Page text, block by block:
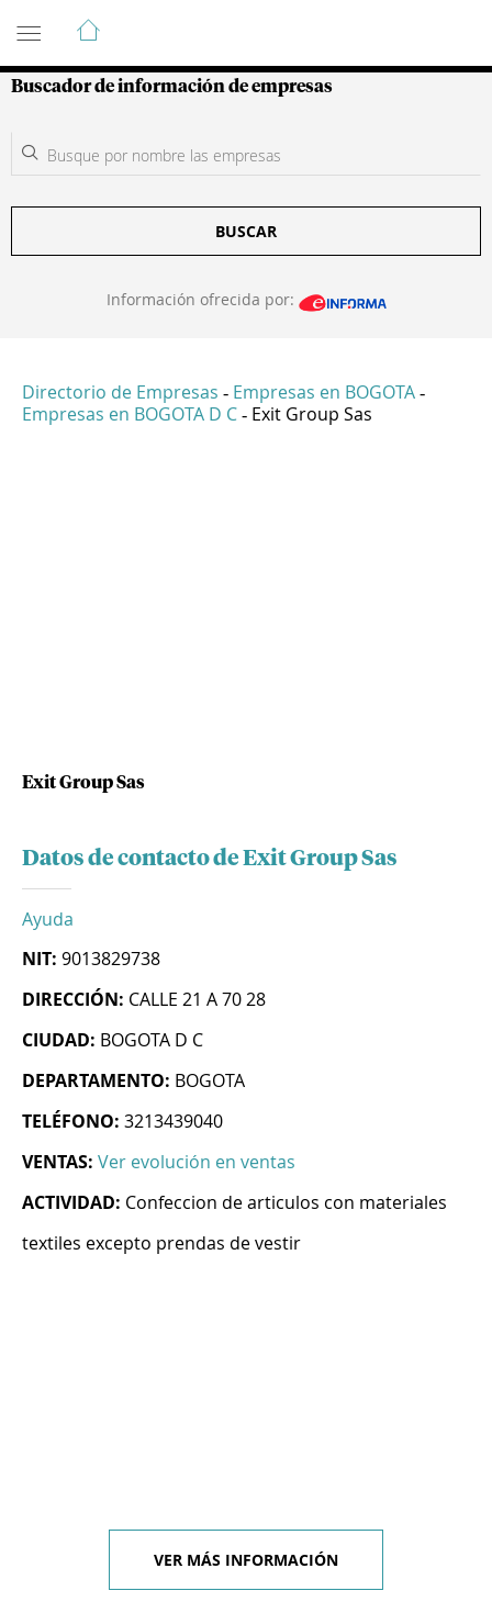
Guía de Empresas Colombianas
Buscador de información de empresas
BUSCAR
Información ofrecida por:
Directorio de Empresas - Empresas en BOGOTA -
Empresas en BOGOTA D C - Exit Group Sas
Exit Group Sas
Datos de contacto de Exit Group Sas
Ayuda
NIT: 9013829738
DIRECCIÓN: CALLE 21 A 70 28
CIUDAD: BOGOTA D C
DEPARTAMENTO: BOGOTA
TELÉFONO: 3213439040
VENTAS: Ver evolución en ventas
ACTIVIDAD: Confeccion de articulos con materiales
textiles excepto prendas de vestir
VER MÁS INFORMACIÓN